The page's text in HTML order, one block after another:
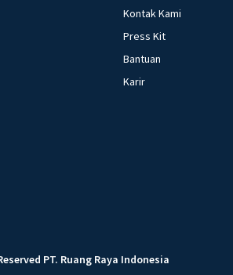
Kontak Kami
Press Kit
Bantuan
Karir
PT. Ruang Raya Indonesia